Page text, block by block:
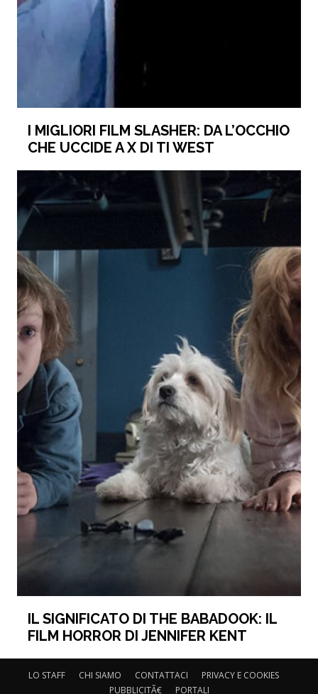
I MIGLIORI FILM SLASHER: DA L’OCCHIO
CHE UCCIDE A X DI TI WEST
IL SIGNIFICATO DI THE BABADOOK: IL
FILM HORROR DI JENNIFER KENT
LO STAFF CHI SIAMO CONTATTACI
PRIVACY E COOKIES
PUBBLICITÃ€
PORTALI